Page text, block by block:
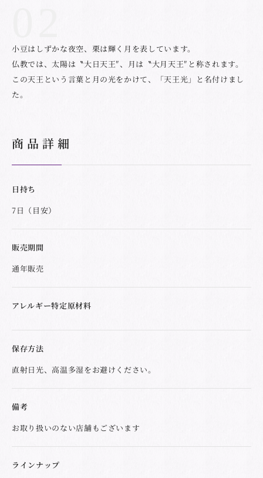
小豆はしずかな夜空、栗は輝く月を表しています。
仏教では、太陽は〝大日天王″、月は〝大月天王″と称されます。
この天王という言葉と月の光をかけて、「天王光」と名付けまし
た。
商品詳細
日持ち
7日（目安）
販売期間
通年販売
アレルギー特定原材料
保存方法
直射日光、高温多湿をお避けください。
備考
お取り扱いのない店舗もございます
ラインナップ